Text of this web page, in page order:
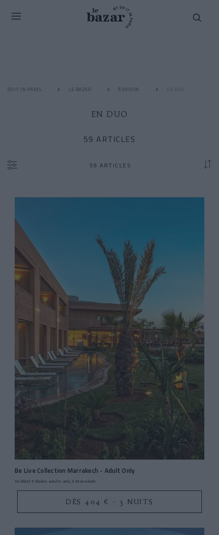
DO IT IN PARIS LE BAZAR ÉVASION
EN DUO
59 ARTICLES
59 ARTICLES
Be Live Collection Marrakech - Adult Only
Un hôtel 5 étoiles adults only à Marrakech
DÈS 404 € - 3 NUITS